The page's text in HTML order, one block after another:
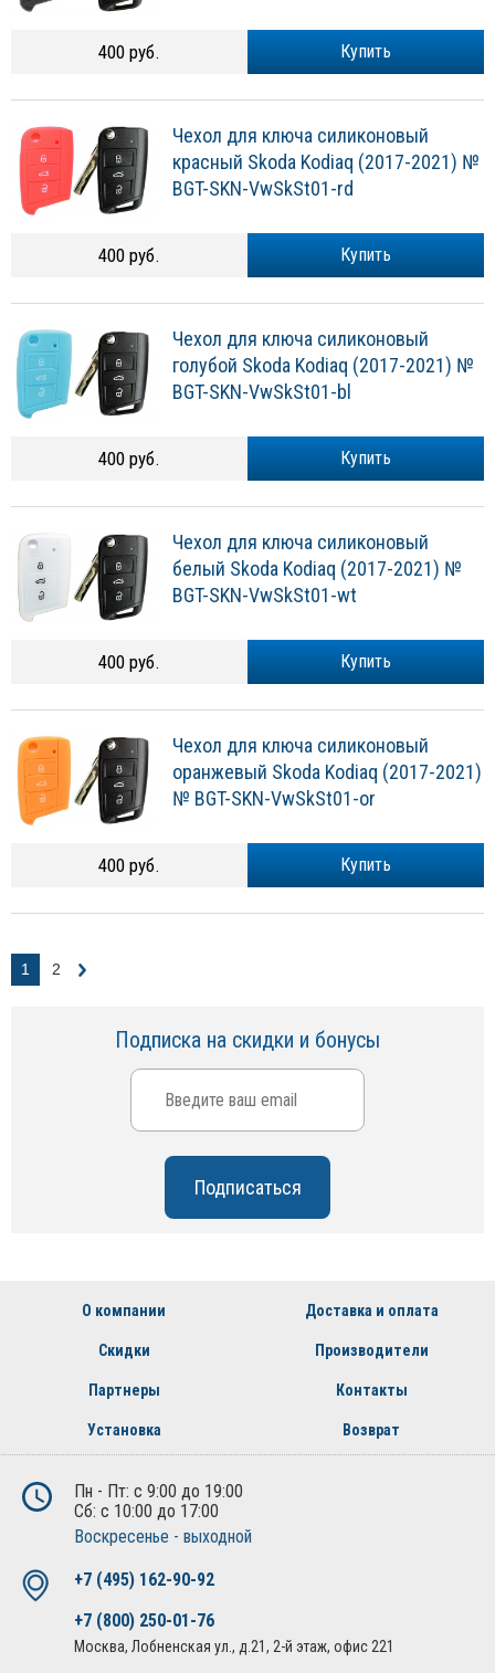
Купить
400 руб.
Чехол для ключа силиконовый
красный Skoda Kodiaq (2017-2021) №
BGT-SKN-VwSkSt01-rd
Купить
400 руб.
Чехол для ключа силиконовый
голубой Skoda Kodiaq (2017-2021) №
BGT-SKN-VwSkSt01-bl
Купить
400 руб.
Чехол для ключа силиконовый
белый Skoda Kodiaq (2017-2021) №
BGT-SKN-VwSkSt01-wt
Купить
400 руб.
Чехол для ключа силиконовый
оранжевый Skoda Kodiaq (2017-2021)
№ BGT-SKN-VwSkSt01-or
Купить
400 руб.
1 2
Подписка на скидки и бонусы
О компании Доставка и оплата
Скидки Производители
Партнеры Контакты
Установка Возврат
Пн - Пт: с 9:00 до 19:00
Сб: с 10:00 до 17:00
Воскресенье - выходной
+7 (495) 162-90-92
+7 (800) 250-01-76
Москва, Лобненская ул., д.21, 2-й этаж, офис 221